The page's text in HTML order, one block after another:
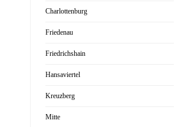
Charlottenburg
Friedenau
Friedrichshain
Hansaviertel
Kreuzberg
Mitte